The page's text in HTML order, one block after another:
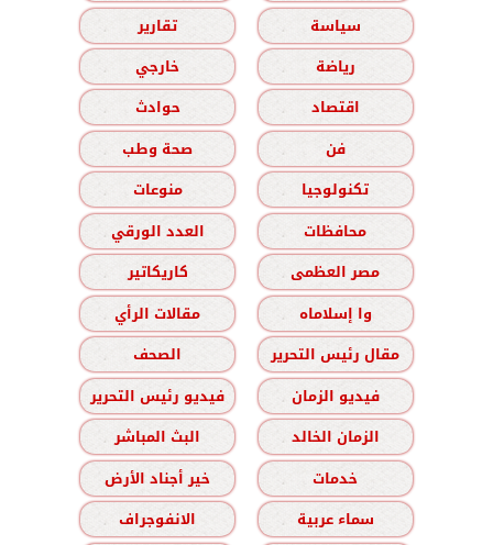
سياسة
تقارير
رياضة
خارجي
اقتصاد
حوادث
فن
صحة وطب
تكنولوجيا
منوعات
محافظات
العدد الورقي
مصر العظمى
كاريكاتير
وا إسلاماه
مقالات الرأي
مقال رئيس التحرير
الصحف
فيديو الزمان
فيديو رئيس التحرير
الزمان الخالد
البث المباشر
خدمات
خير أجناد الأرض
سماء عربية
الانفوجراف